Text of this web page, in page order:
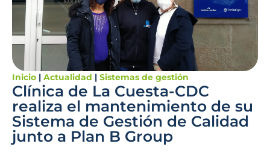
Inicio | Actualidad | Sistemas de gestión
Clínica de La Cuesta-CDC
realiza el mantenimiento de su
Sistema de Gestión de Calidad
junto a Plan B Group